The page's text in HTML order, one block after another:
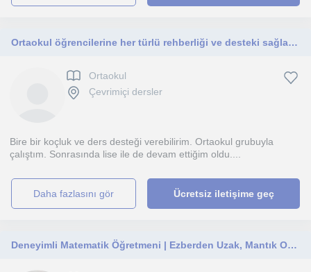
Ortaokul öğrencilerine her türlü rehberliği ve desteki sağlayabilirim.
Ortaokul
Çevrimiçi dersler
Bire bir koçluk ve ders desteği verebilirim. Ortaokul grubuyla
çalıştım. Sonrasında lise ile de devam ettiğim oldu....
daha fazlasını gör Ücretsiz iletişime geç
Deneyimli Matematik Öğretmeni | Ezberden Uzak, Mantık Odaklı Öğrenme